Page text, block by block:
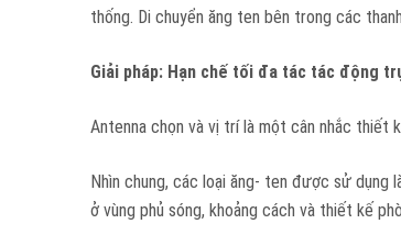
thống. Di chuyển ăng ten bên trong các
Giải pháp: Hạn chế tối đa tác tác động
Antenna chọn và vị trí là một cân nhắc thiết
Nhìn chung, các loại ăng- ten được sử
ở vùng phủ sóng, khoảng cách và thiết kế